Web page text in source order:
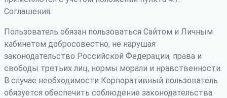
Соглашения.
Пользователь обязан пользоваться Сайтом и Личным
кабинетом добросовестно, не нарушая
законодательство Российской Федерации, права и
свободы третьих лиц, нормы морали и нравственности.
В случае необходимости Корпоративный пользователь
обязуется обеспечить соблюдение законодательства